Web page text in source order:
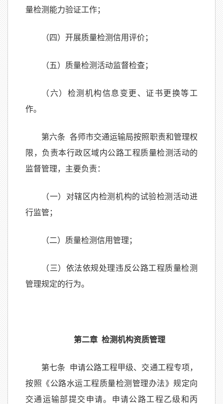
量检测能力验证工作；
（四）开展质量检测信用评价；
（五）质量检测活动监督检查；
（六）检测机构信息变更、证书更换等工
作。
第六条 各师市交通运输局按照职责和管理权
限，负责本行政区域内公路工程质量检测活动的
监督管理，主要负责：
（一）对辖区内检测机构的试验检测活动进
行监管；
（二）质量检测信用管理；
（三）依法依规处理违反公路工程质量检测
管理规定的行为。
第二章 检测机构资质管理
第七条 申请公路工程甲级、交通工程专项，
按照《公路水运工程质量检测管理办法》规定向
交通运输部提交申请。申请公路工程乙级和丙